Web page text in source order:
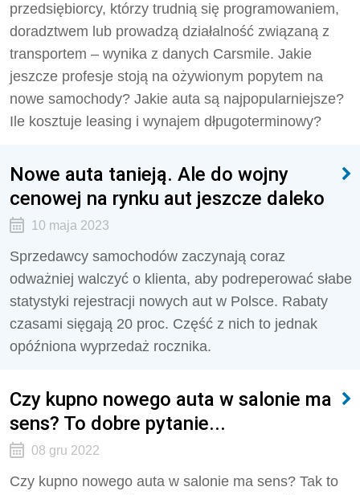
przedsiębiorcy, którzy trudnią się programowaniem,
doradztwem lub prowadzą działalność związaną z
transportem – wynika z danych Carsmile. Jakie
jeszcze profesje stoją na ożywionym popytem na
nowe samochody? Jakie auta są najpopularniejsze?
Ile kosztuje leasing i wynajem dłpugoterminowy?
Nowe auta tanieją. Ale do wojny
cenowej na rynku aut jeszcze daleko
10 maja 2023
Sprzedawcy samochodów zaczynają coraz
odważniej walczyć o klienta, aby podreperować słabe
statystyki rejestracji nowych aut w Polsce. Rabaty
czasami sięgają 20 proc. Część z nich to jednak
opóźniona wyprzedaż rocznika.
Czy kupno nowego auta w salonie ma
sens? To dobre pytanie...
08 gru 2022
Czy kupno nowego auta w salonie ma sens? Tak to